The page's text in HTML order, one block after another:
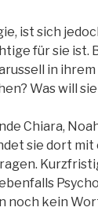
ist sich
für sie ist.
in ihrem
Was will
Chiara,
sie dort mit
noch kein